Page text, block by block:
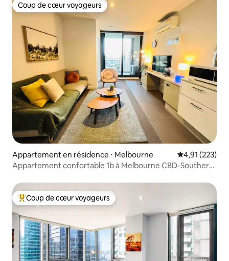
Coup de cœur voyageurs
Coup de cœur voyageurs
Appartement en résidence ⋅ Melbourne Évaluation
4,91 (223)
Appartement confortable 1b à Melbourne CBD-Southern
Coups de cœur voyageurs les plus appréciés
Coup de cœur voyageurs